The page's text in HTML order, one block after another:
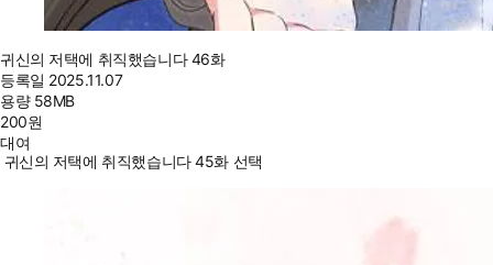
귀신의 저택에 취직했습니다 46화
등록일 2025.11.07
용량 58MB
200원
대여
귀신의 저택에 취직했습니다 45화 선택